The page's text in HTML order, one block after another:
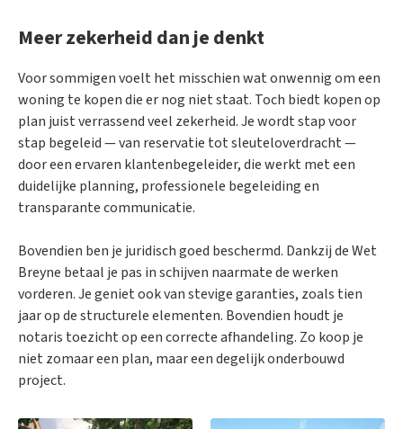
Meer zekerheid dan je denkt
Voor sommigen voelt het misschien wat onwennig om een
woning te kopen die er nog niet staat. Toch biedt kopen op
plan juist verrassend veel zekerheid. Je wordt stap voor
stap begeleid — van reservatie tot sleuteloverdracht —
door een ervaren klantenbegeleider, die werkt met een
duidelijke planning, professionele begeleiding en
transparante communicatie.
Bovendien ben je juridisch goed beschermd. Dankzij de Wet
Breyne betaal je pas in schijven naarmate de werken
vorderen. Je geniet ook van stevige garanties, zoals tien
jaar op de structurele elementen. Bovendien houdt je
notaris toezicht op een correcte afhandeling. Zo koop je
niet zomaar een plan, maar een degelijk onderbouwd
project.